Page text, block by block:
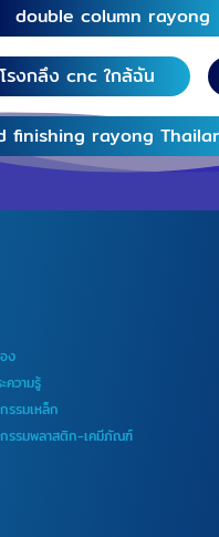
double column rayong
โรงกลึง cnc ใกล้ฉัน
finishing rayong
ง
ความรู้
รรมเหล็ก
รรมพลาสติก-เคมีภัณฑ์